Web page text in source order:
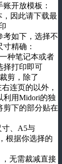
开放模板：
，因此请下载最
考如下，选择不
精确：
种笔记本或者
择打印即可
剪，除了
连页的以外，
利用Midori的独
剪下的部分贴在
寸、A5与
根据你选择的
无需裁减直接